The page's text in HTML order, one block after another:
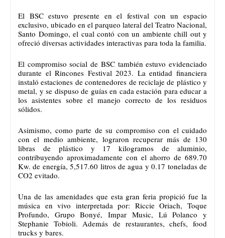
El BSC estuvo presente en el festival con un espacio
exclusivo, ubicado en el parqueo lateral del Teatro Nacional,
Santo Domingo, el cual contó con un ambiente chill out y
ofreció diversas actividades interactivas para toda la familia.
El compromiso social de BSC también estuvo evidenciado
durante el Rincones Festival 2023. La entidad financiera
instaló estaciones de contenedores de reciclaje de plástico y
metal, y se dispuso de guías en cada estación para educar a
los asistentes sobre el manejo correcto de los residuos
sólidos.
Asimismo, como parte de su compromiso con el cuidado
con el medio ambiente, lograron recuperar más de 130
libras de plástico y 17 kilogramos de aluminio,
contribuyendo aproximadamente con el ahorro de 689.70
Kw. de energía, 5,517.60 litros de agua y 0.17 toneladas de
CO2 evitado.
Una de las amenidades que esta gran feria propició fue la
música en vivo interpretada por: Riccie Oriach, Toque
Profundo, Grupo Bonyé, Impar Music, Lú Polanco y
Stephanie Tobioli. Además de restaurantes, chefs, food
trucks y bares.